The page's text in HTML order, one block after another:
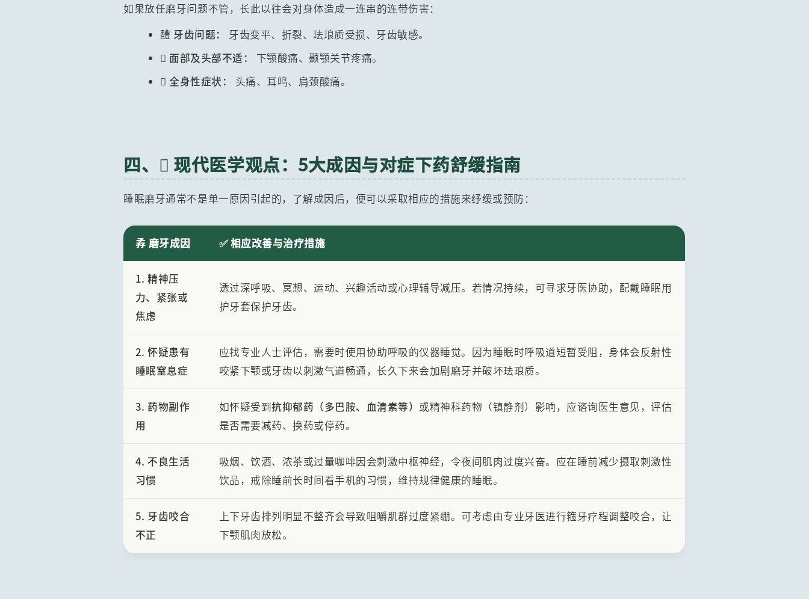
如果放任磨牙问题不管，长此以往会对身体造成一连串的连带伤害：
醴 牙齿问题：
牙齿变平、折裂、珐琅质受损、牙齿敏感。
 面部及头部不适：
下颚酸痛、颞颚关节疼痛。
全身性症状： 头痛、耳鸣、肩颈酸痛。
四、 现代医学观点：5大成因与对症下药舒缓指南
睡眠磨牙通常不是单一原因引起的，了解成因后，便可以采取相应的措施来纾缓或预防：
孨 磨牙成因 ✅ 相应改善与治疗措施
1. 精神压
力、紧张或
焦虑
透过深呼吸、冥想、运动、兴趣活动或心理辅导减压。若情况持续，可寻求牙医协助，配戴睡眠用
护牙套保护牙齿。
2. 怀疑患有
睡眠窒息症
应找专业人士评估，需要时使用协助呼吸的仪器睡觉。因为睡眠时呼吸道短暂受阻，身体会反射性
咬紧下颚或牙齿以刺激气道畅通，长久下来会加剧磨牙并破坏珐琅质。
3. 药物副作
用
如怀疑受到抗抑郁药（多巴胺、血清素等） 或精神科药物（镇静剂）影响，应谘询医生意见，评估
是否需要减药、换药或停药。
4. 不良生活
习惯
吸烟、饮酒、浓茶或过量咖啡因会刺激中枢神经，令夜间肌肉过度兴奋。应在睡前减少摄取刺激性
饮品，戒除睡前长时间看手机的习惯，维持规律健康的睡眠。
5. 牙齿咬合
不正
上下牙齿排列明显不整齐会导致咀嚼肌群过度紧绷。可考虑由专业牙医进行箍牙疗程调整咬合，让
下颚肌肉放松。